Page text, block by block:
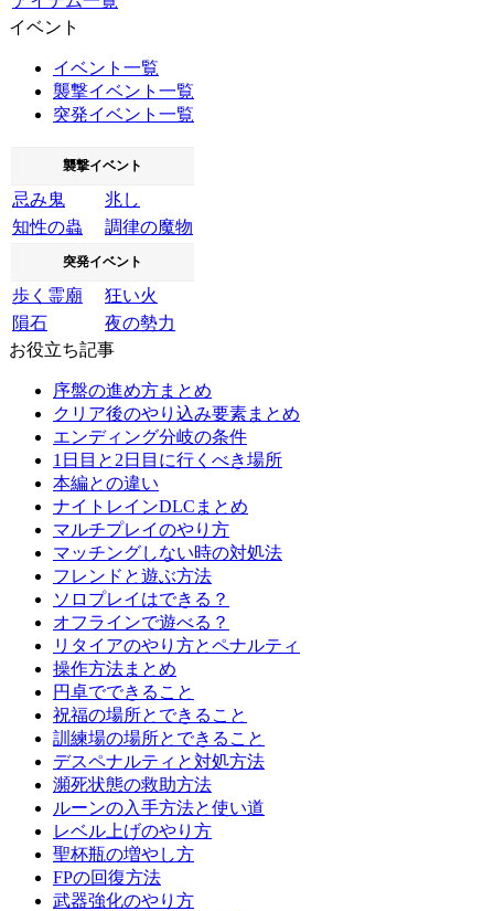
イベント
イベント一覧
襲撃イベント一覧
突発イベント一覧
襲撃イベント
忌み鬼
兆し
知性の蟲
調律の魔物
突発イベント
歩く霊廟
狂い火
隕石
夜の勢力
お役立ち記事
序盤の進め方まとめ
クリア後のやり込み要素まとめ
エンディング分岐の条件
1日目と2日目に行くべき場所
本編との違い
ナイトレインDLCまとめ
マルチプレイのやり方
マッチングしない時の対処法
フレンドと遊ぶ方法
ソロプレイはできる？
オフラインで遊べる？
リタイアのやり方とペナルティ
操作方法まとめ
円卓でできること
祝福の場所とできること
訓練場の場所とできること
デスペナルティと対処方法
瀕死状態の救助方法
ルーンの入手方法と使い道
レベル上げのやり方
聖杯瓶の増やし方
FPの回復方法
武器強化のやり方